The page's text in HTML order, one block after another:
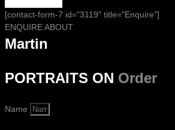
[contact-form-7 id="3119" title="Enquire"]
ENQUIRE ABOUT
Martin
PORTRAITS ON Order
Name